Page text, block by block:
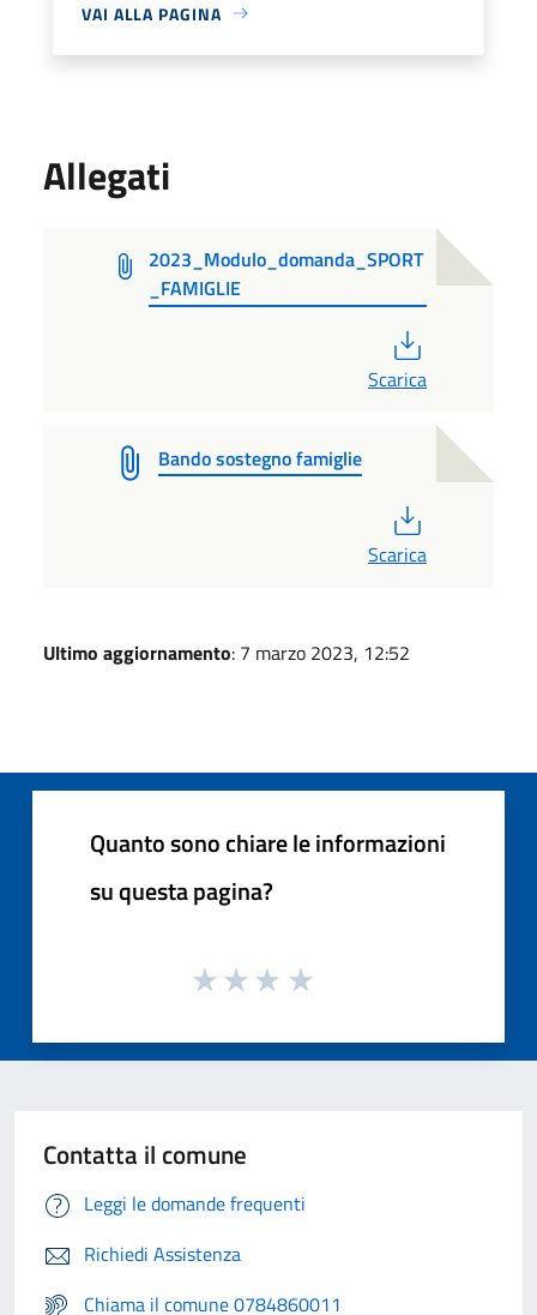
VAI ALLA PAGINA
Allegati
2023_Modulo_domanda_SPORT
_FAMIGLIE
Scarica
Bando sostegno famiglie
Scarica
Ultimo aggiornamento: 7 marzo 2023, 12:52
Quanto sono chiare le informazioni
su questa pagina?
Contatta il comune
Leggi le domande frequenti
Richiedi Assistenza
Chiama il comune 0784860011